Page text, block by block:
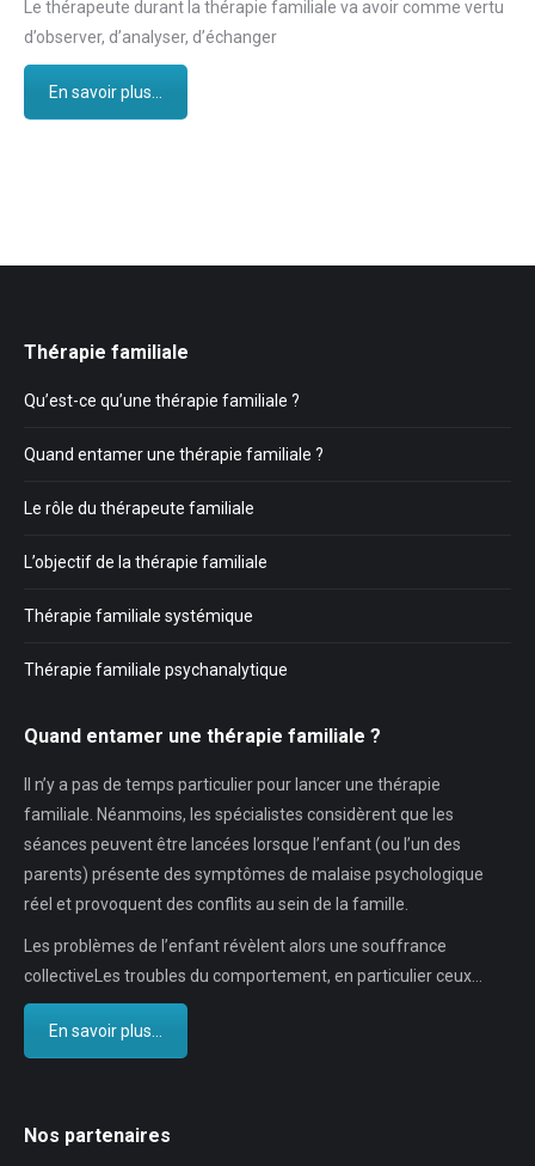
Le thérapeute durant la thérapie familiale va avoir comme vertu
d’observer, d’analyser, d’échanger
En savoir plus...
Thérapie familiale
Qu’est-ce qu’une thérapie familiale ?
Quand entamer une thérapie familiale ?
Le rôle du thérapeute familiale
L’objectif de la thérapie familiale
Thérapie familiale systémique
Thérapie familiale psychanalytique
Quand entamer une thérapie familiale ?
Il n’y a pas de temps particulier pour lancer une thérapie
familiale. Néanmoins, les spécialistes considèrent que les
séances peuvent être lancées lorsque l’enfant (ou l’un des
parents) présente des symptômes de malaise psychologique
réel et provoquent des conflits au sein de la famille.
Les problèmes de l’enfant révèlent alors une souffrance
collectiveLes troubles du comportement, en particulier ceux…
En savoir plus...
Nos partenaires